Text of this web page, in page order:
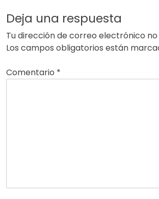
Deja una respuesta
Tu dirección de correo electrónico
Los campos obligatorios están
Comentario *